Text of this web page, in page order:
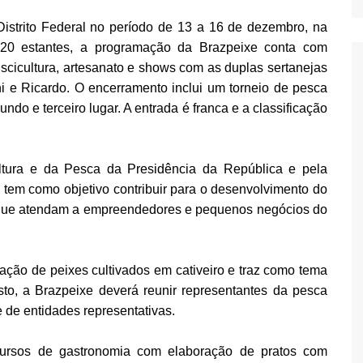
Federal no período de 13 a 16 de dezembro, na
estantes, a programação da Brazpeixe conta com
artesanato e shows com as duplas sertanejas
Ricardo. O encerramento inclui um torneio de pesca
e terceiro lugar. A entrada é franca e a classificação
e da Pesca da Presidência da República e pela
como objetivo contribuir para o desenvolvimento do
atendam a empreendedores e pequenos negócios do
de peixes cultivados em cativeiro e traz como tema
a Brazpeixe deverá reunir representantes da pesca
entidades representativas.
de gastronomia com elaboração de pratos com